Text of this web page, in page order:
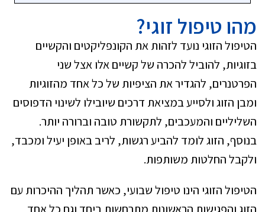
מהו טיפול זוגי?
הטיפול הזוגי נועד לזהות את הקונפליקטים והקשיים
בזוגיות, להוביל להכרה של קשיים אלו אצל שני
הפרטנרים, להגדיר את הציפיות של כל אחד מהזוגיות
ומבן הזוג ולסייע במציאת דרכים שיובילו לשינוי הדפוסים
השליליים והמעכבים, לתקשורת טובה וברורה יותר.
בנוסף, הזוג לומד להביע רגשות, לריב באופן יעיל ומכבד,
ולקבל החלטות משותפות.
הטיפול הזוגי הינו טיפול שבועי, כאשר תהליך ההיכרות עם
הזוג והפגישות הראשונות מתרחשות ביחד וגם כל אחד